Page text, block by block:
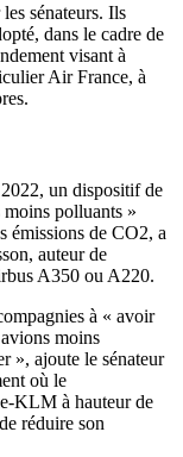
sénateurs. Ils
dans le cadre de
visant à
Air France, à
un dispositif de
moins polluants »
émissions de CO2, a
auteur de
A350 ou A220.
à « avoir
moins
», ajoute le sénateur
où le
KLM à hauteur de
réduire son